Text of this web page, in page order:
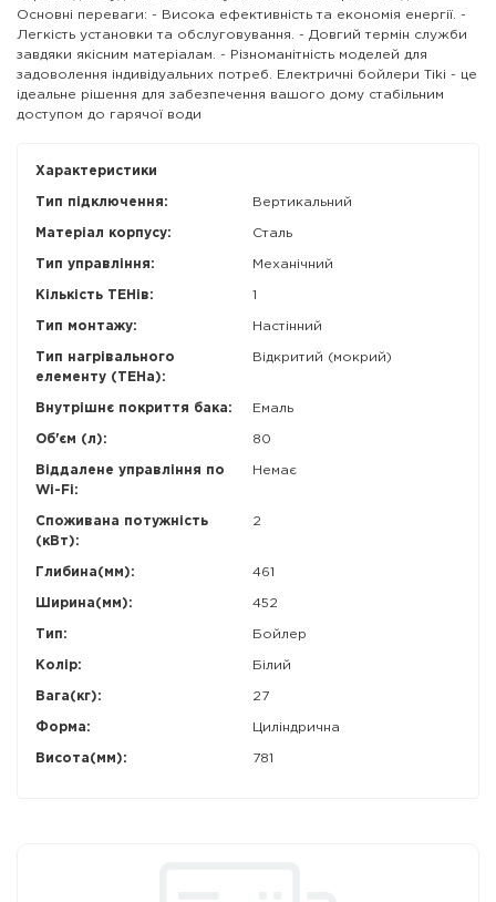
Основні переваги: - Висока ефективність та економія енергії. -
Легкість установки та обслуговування. - Довгий термін служби
завдяки якісним матеріалам. - Різноманітність моделей для
задоволення індивідуальних потреб. Електричні бойлери Tiki - це
ідеальне рішення для забезпечення вашого дому стабільним
доступом до гарячої води
Характеристики
Тип підключення: Вертикальний
Матеріал корпусу: Сталь
Тип управління: Механічний
Кількість ТЕНів: 1
Тип монтажу: Настінний
Тип нагрівального
елементу (ТЕНа):
Відкритий (мокрий)
Внутрішнє покриття бака: Емаль
Об'єм (л): 80
Віддалене управління по
Wi-Fi:
Немає
Споживана потужність
(кВт):
2
Глибина(мм): 461
Ширина(мм): 452
Тип: Бойлер
Колір: Білий
Вага(кг): 27
Форма: Циліндрична
Висота(мм): 781